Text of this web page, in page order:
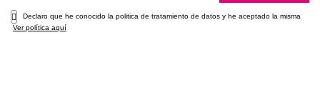
Declaro que he conocido la politica de tratamiento de datos y he aceptado la misma
Ver política aquí